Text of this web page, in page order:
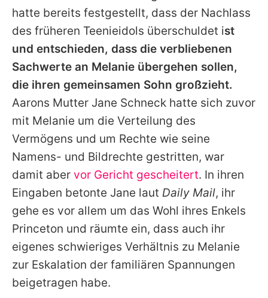
hatte bereits festgestellt, dass der Nachlass
des früheren Teenieidols überschuldet ist
und entschieden, dass die verbliebenen
Sachwerte an Melanie übergehen sollen,
die ihren gemeinsamen Sohn großzieht.
Aarons Mutter Jane Schneck hatte sich zuvor
mit Melanie um die Verteilung des
Vermögens und um Rechte wie seine
Namens- und Bildrechte gestritten, war
damit aber vor Gericht gescheitert. In ihren
Eingaben betonte Jane laut Daily Mail, ihr
gehe es vor allem um das Wohl ihres Enkels
Princeton und räumte ein, dass auch ihr
eigenes schwieriges Verhältnis zu Melanie
zur Eskalation der familiären Spannungen
beigetragen habe.